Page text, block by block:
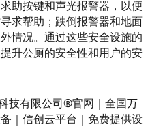
助按键和声光报警器，以便
求帮助；跌倒报警器和地面
情况。通过这些安全设施的
升公厕的安全性和用户的安